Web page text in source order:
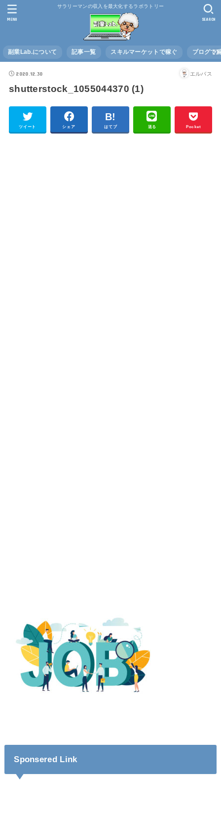
サラリーマンの収入を最大化するラボラトリー
副業Lab.について 記事一覧 スキルマーケットで稼ぐ ブログで
SEARCH
MENU
2020.12.30 エルバス
shutterstock_1055044370 (1)
ツイート シェア はてブ 送る Pocket
Sponsered Link